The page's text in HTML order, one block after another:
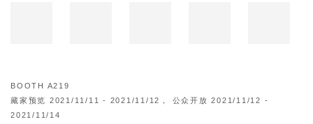
BOOTH A219
藏家预览 2021/11/11 - 2021/11/12， 公众开放 2021/11/12 -
2021/11/14